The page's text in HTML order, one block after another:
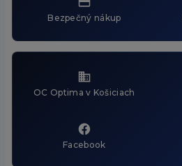
Bezpečný nákup
OC Optima v Košiciach
Facebook